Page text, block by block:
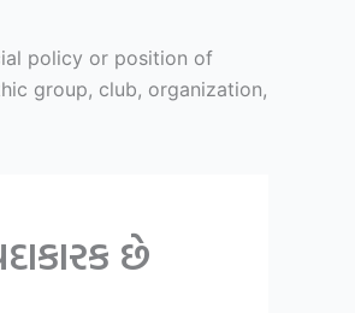
policy or position of
group, club, organization,
છે